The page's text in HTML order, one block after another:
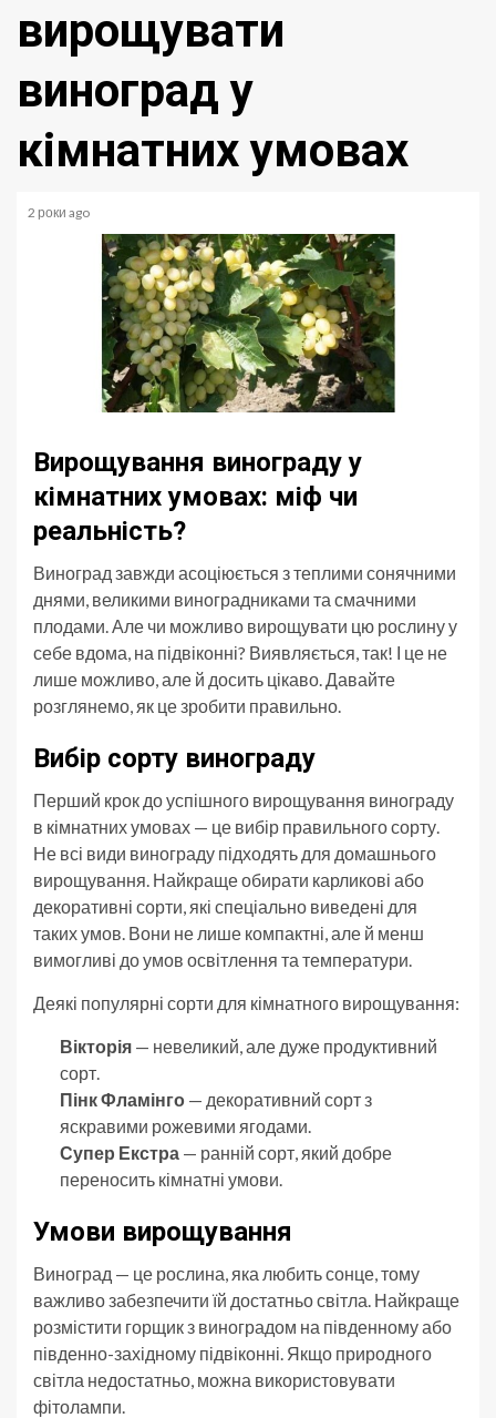
вирощувати
виноград у
кімнатних умовах
2 роки ago
Вирощування винограду у
кімнатних умовах: міф чи
реальність?
Виноград завжди асоціюється з теплими сонячними
днями, великими виноградниками та смачними
плодами. Але чи можливо вирощувати цю рослину у
себе вдома, на підвіконні? Виявляється, так! І це не
лише можливо, але й досить цікаво. Давайте
розглянемо, як це зробити правильно.
Вибір сорту винограду
Перший крок до успішного вирощування винограду
в кімнатних умовах — це вибір правильного сорту.
Не всі види винограду підходять для домашнього
вирощування. Найкраще обирати карликові або
декоративні сорти, які спеціально виведені для
таких умов. Вони не лише компактні, але й менш
вимогливі до умов освітлення та температури.
Деякі популярні сорти для кімнатного вирощування:
Вікторія — невеликий, але дуже продуктивний
сорт.
Пінк Фламінго — декоративний сорт з
яскравими рожевими ягодами.
Супер Екстра — ранній сорт, який добре
переносить кімнатні умови.
Умови вирощування
Виноград — це рослина, яка любить сонце, тому
важливо забезпечити їй достатньо світла. Найкраще
розмістити горщик з виноградом на південному або
південно-західному підвіконні. Якщо природного
світла недостатньо, можна використовувати
фітолампи.